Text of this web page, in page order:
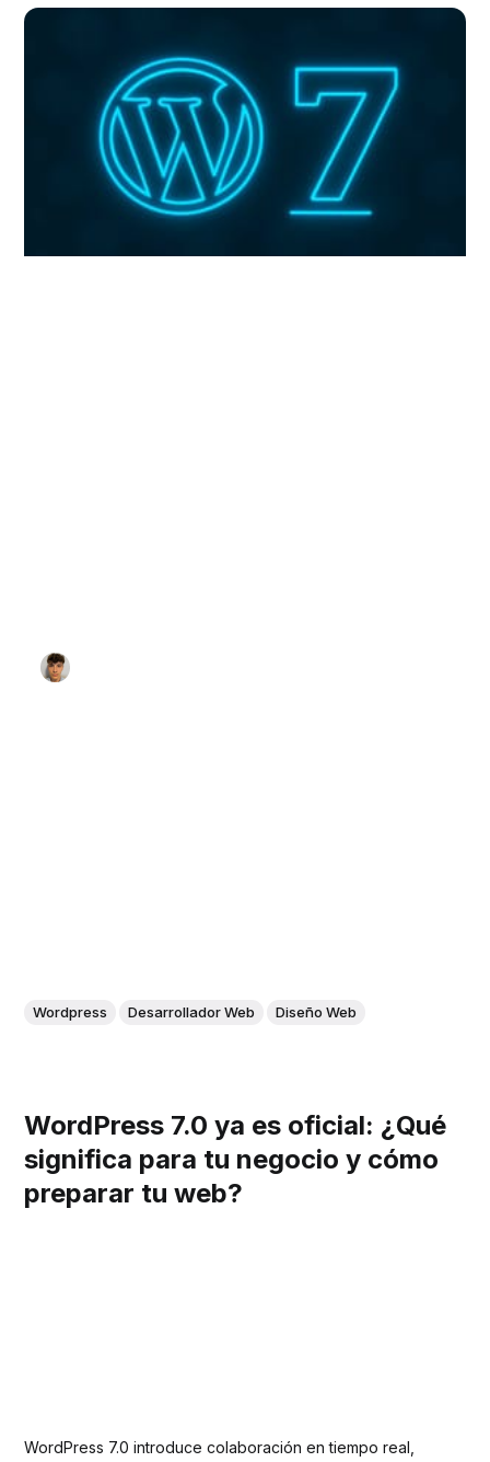
Wordpress Desarrollador Web Diseño Web
WordPress 7.0 ya es oficial: ¿Qué
significa para tu negocio y cómo
preparar tu web?
WordPress 7.0 introduce colaboración en tiempo real,